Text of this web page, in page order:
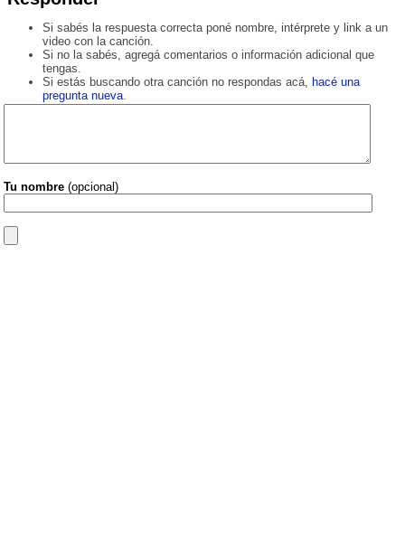
Si sabés la respuesta correcta poné nombre, intérprete y link a un
video con la canción.
Si no la sabés, agregá comentarios o información adicional que
tengas.
Si estás buscando otra canción no respondas acá,
hacé una
pregunta nueva.
Tu nombre (opcional)